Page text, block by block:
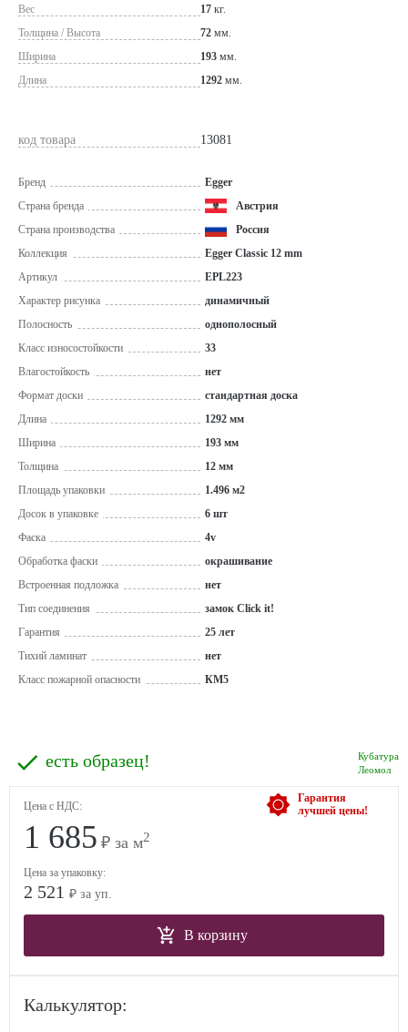
Вес
17 кг.
Толщина / Высота
72 мм.
Ширина
193 мм.
Длина
1292 мм.
код товара 13081
Бренд
Egger
Страна бренда
Австрия
Страна производства
Россия
Коллекция
Egger Classic 12 mm
Артикул
EPL223
Характер рисунка
динамичный
Полосность
однополосный
Класс износостойкости
33
Влагостойкость
нет
Формат доски
стандартная доска
Длина
1292 мм
Ширина
193 мм
Толщина
12 мм
Площадь упаковки
1.496 м2
Досок в упаковке
6 шт
Фаска
4v
Обработка фаски
окрашивание
Встроенная подложка
нет
Тип соединения
замок Click it!
Гарантия
25 лет
Тихий ламинат
нет
Класс пожарной опасности
КМ5
Кубатура
Леомол
есть образец!
Гарантия
лучшей цены!
Цена с НДС:
1 685 ₽ за м2
Цена за упаковку:
2 521 ₽ за уп.
В корзину
Калькулятор: